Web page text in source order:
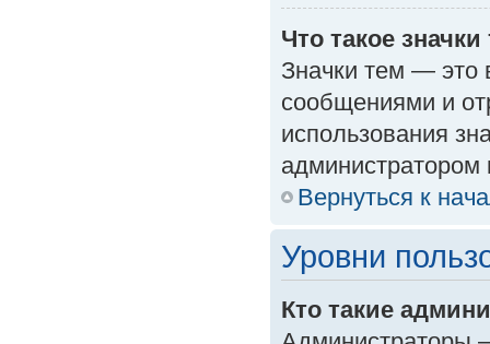
Что такое значки
Значки тем — это
сообщениями и
использования
Вернуться к
Уровни
Кто такие